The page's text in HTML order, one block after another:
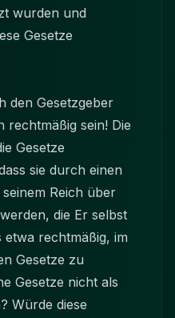
wurden und
Gesetze
den Gesetzgeber
rechtmäßig sein! Die
Gesetze
sie durch einen
Reich über
die Er selbst
rechtmäßig, im
Gesetze zu
Gesetze nicht als
Würde diese